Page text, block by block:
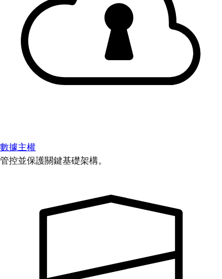
數據主權
管控並保護關鍵基礎架構。